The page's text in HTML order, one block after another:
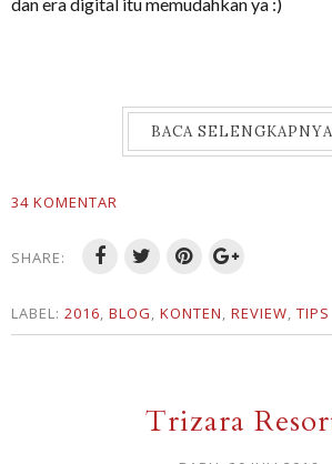
BACA
34 KOMENTAR
SHARE:
LABEL: 2016, BLOG, KONTEN, REVIEW, TIPS
Trizara